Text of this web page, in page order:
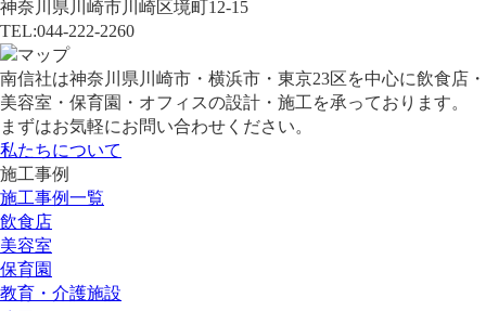
神奈川県川崎市川崎区境町12-15
TEL:044-222-2260
南信社は神奈川県川崎市・横浜市・東京23区を中心に飲食店・
美容室・保育園・オフィスの設計・施工を承っております。
まずはお気軽にお問い合わせください。
私たちについて
施工事例
施工事例一覧
飲食店
美容室
保育園
教育・介護施設